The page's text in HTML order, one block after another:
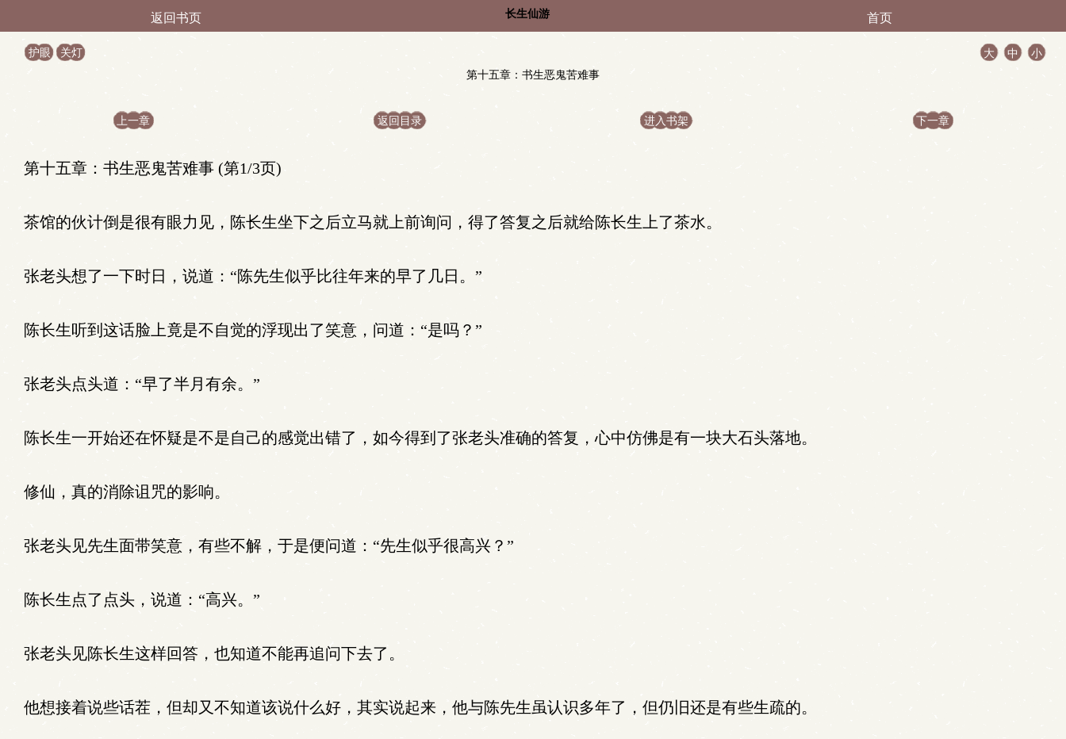
返回书页 长生仙游 首页
护眼 关灯 大 中
小
第十五章：书生恶鬼苦难事
上一章 返回目录 进入书架 下一章
第十五章：书生恶鬼苦难事 (第1/3页)
茶馆的伙计倒是很有眼力见，陈长生坐下之后立马就上前询问，得了答复之后就给陈长生上了茶水。
张老头想了一下时日，说道：“陈先生似乎比往年来的早了几日。”
陈长生听到这话脸上竟是不自觉的浮现出了笑意，问道：“是吗？”
张老头点头道：“早了半月有余。”
陈长生一开始还在怀疑是不是自己的感觉出错了，如今得到了张老头准确的答复，心中仿佛是有一块大石头落地。
修仙，真的消除诅咒的影响。
张老头见先生面带笑意，有些不解，于是便问道：“先生似乎很高兴？”
陈长生点了点头，说道：“高兴。”
张老头见陈长生这样回答，也知道不能再追问下去了。
他想接着说些话茬，但却又不知道该说什么好，其实说起来，他与陈先生虽认识多年了，但仍旧还是有些生疏的。